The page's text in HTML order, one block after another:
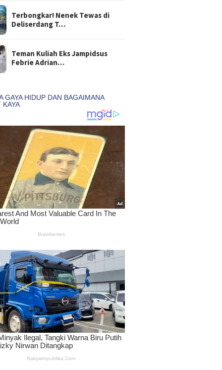
Terbongkar! Nenek Tewas di
Deliserdang T…
Teman Kuliah Eks Jampidsus
Febrie Adrian…